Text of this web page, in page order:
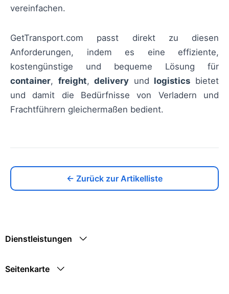
vereinfachen.
GetTransport.com passt direkt zu diesen
Anforderungen, indem es eine effiziente,
kostengünstige und bequeme Lösung für
container, freight,delivery und logistics bietet
und damit die Bedürfnisse von Verladern und
Frachtführern gleichermaßen bedient.
← Zurück zur Artikelliste
Dienstleistungen
Seitenkarte